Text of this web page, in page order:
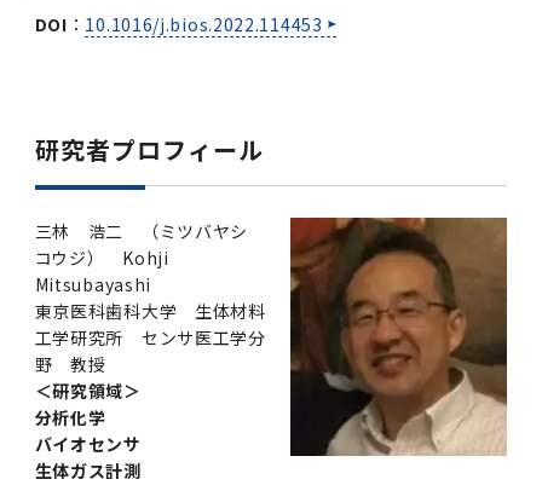
DOI ： 10.1016/j.bios.2022.114453
研究者プロフィール
三林 浩二 （ミツバヤシ
コウジ） Kohji
Mitsubayashi
東京医科歯科大学 生体材料
工学研究所 センサ医工学分
野 教授
＜研究領域＞
分析化学
バイオセンサ
生体ガス計測